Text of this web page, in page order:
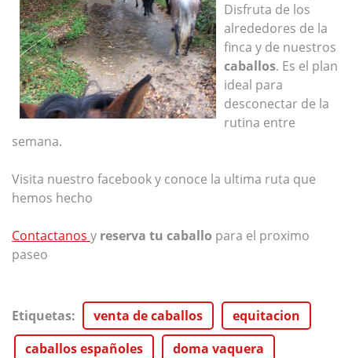
Disfruta de los
alrededores de la
finca y de nuestros
caballos. Es el plan
ideal para
desconectar de la
rutina entre
semana.
Visita nuestro facebook y conoce la ultima ruta que
hemos hecho
Contactanos y reserva tu caballo para el proximo
paseo
Etiquetas: venta de caballos
equitacion
caballos españoles
doma vaquera